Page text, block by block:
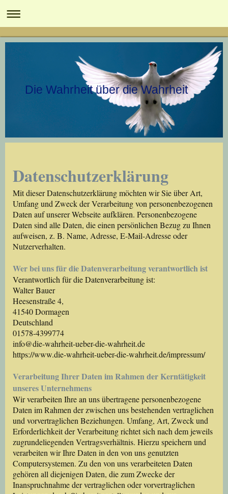
Die Wahrheit über die Wahrheit
Datenschutzerklärung
Mit dieser Datenschutzerklärung möchten wir Sie über Art,
Umfang und Zweck der Verarbeitung von personenbezogenen
Daten auf unserer Webseite aufklären. Personenbezogene
Daten sind alle Daten, die einen persönlichen Bezug zu Ihnen
aufweisen, z. B. Name, Adresse, E-Mail-Adresse oder
Nutzerverhalten.
Wer bei uns für die Datenverarbeitung verantwortlich ist
Verantwortlich für die Datenverarbeitung ist:
Walter Bauer
Heesenstraße 4,
41540 Dormagen
Deutschland
01578-4399774
info@die-wahrheit-ueber-die-wahrheit.de
https://www.die-wahrheit-ueber-die-wahrheit.de/impressum/
Verarbeitung Ihrer Daten im Rahmen der Kerntätigkeit
unseres Unternehmens
Wir verarbeiten Ihre an uns übertragene personenbezogene
Daten im Rahmen der zwischen uns bestehenden vertraglichen
und vorvertraglichen Beziehungen. Umfang, Art, Zweck und
Erforderlichkeit der Verarbeitung richtet sich nach dem jeweils
zugrundeliegenden Vertragsverhältnis. Hierzu speichern und
verarbeiten wir Ihre Daten in den von uns genutzten
Computersystemen. Zu den von uns verarbeiteten Daten
gehören all diejenigen Daten, die zum Zwecke der
Inanspruchnahme der vertraglichen oder vorvertraglichen